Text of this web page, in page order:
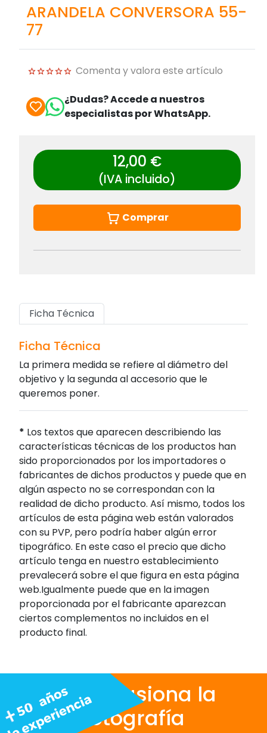
ARANDELA CONVERSORA 55-
77
Comenta y valora este artículo
¿Dudas? Accede a nuestros
especialistas por WhatsApp.
12,00 €
(IVA incluido)
Comprar
Ficha Técnica
Ficha Técnica
La primera medida se refiere al diámetro del
objetivo y la segunda al accesorio que le
queremos poner.
* Los textos que aparecen describiendo las
características técnicas de los productos han
sido proporcionados por los importadores o
fabricantes de dichos productos y puede que en
algún aspecto no se correspondan con la
realidad de dicho producto. Así mismo, todos los
artículos de esta página web están valorados
con su PVP, pero podría haber algún error
tipográfico. En este caso el precio que dicho
artículo tenga en nuestro establecimiento
prevalecerá sobre el que figura en esta página
web.Igualmente puede que en la imagen
proporcionada por el fabricante aparezcan
ciertos complementos no incluidos en el
producto final.
Nos apasiona la
fotografía